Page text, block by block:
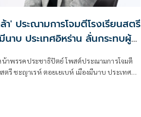
า' ประณามการโจมตีโรงเรียนสตรี
นาบ ประเทศอิหร่าน ลั่นกระทบผู้
น้าพรรคประชาธิปัตย์ โพสต์ประณามการโจมตี
สตรี ชะญาเรห์ ตอยเยเบห์ เมืองมีนาบ ประเทศ